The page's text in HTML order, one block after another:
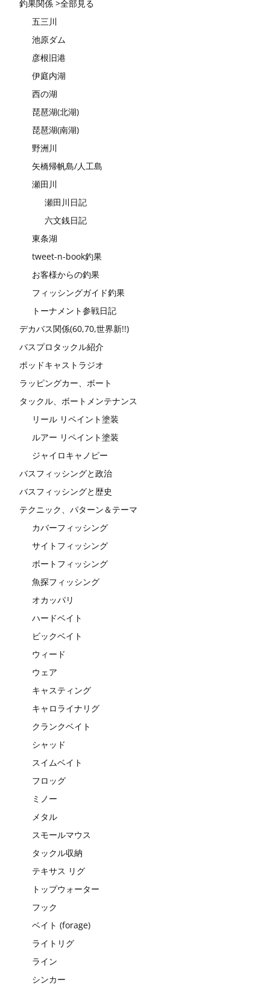
釣果関係 >全部見る
五三川
池原ダム
彦根旧港
伊庭内湖
西の湖
琵琶湖(北湖)
琵琶湖(南湖)
野洲川
矢橋帰帆島/人工島
瀬田川
瀬田川日記
六文銭日記
東条湖
tweet-n-book釣果
お客様からの釣果
フィッシングガイド釣果
トーナメント参戦日記
デカバス関係(60,70,世界新!!)
バスプロタックル紹介
ポッドキャストラジオ
ラッピングカー、ボート
タックル、ボートメンテナンス
リール リペイント塗装
ルアー リペイント塗装
ジャイロキャノピー
バスフィッシングと政治
バスフィッシングと歴史
テクニック、パターン＆テーマ
カバーフィッシング
サイトフィッシング
ボートフィッシング
魚探フィッシング
オカッパリ
ハードベイト
ビックベイト
ウィード
ウェア
キャスティング
キャロライナリグ
クランクベイト
シャッド
スイムベイト
フロッグ
ミノー
メタル
スモールマウス
タックル収納
テキサス リグ
トップウォーター
フック
ベイト (forage)
ライトリグ
ライン
シンカー